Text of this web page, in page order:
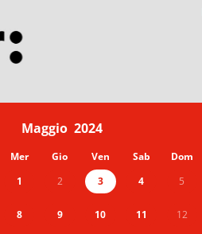
Maggio 2024
Mer Gio Ven Sab
Dom
1
2 3 4 5
8 9 10 11 12